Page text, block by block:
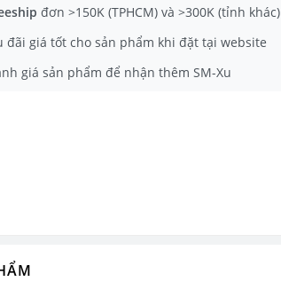
đơn >150K (TPHCM) và >300K (tỉnh khác)
đãi giá tốt cho sản phẩm khi đặt tại website
giá sản phẩm để nhận thêm SM-Xu